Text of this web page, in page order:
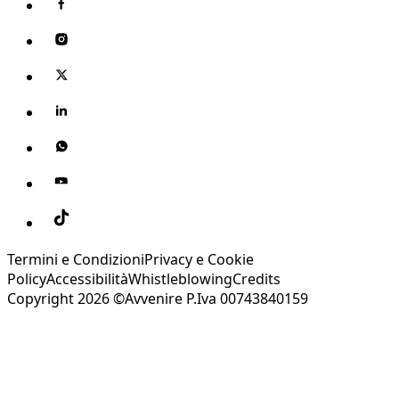
Termini e CondizioniPrivacy e Cookie
PolicyAccessibilitàWhistleblowingCredits
Copyright 2026 ©Avvenire P.Iva 00743840159